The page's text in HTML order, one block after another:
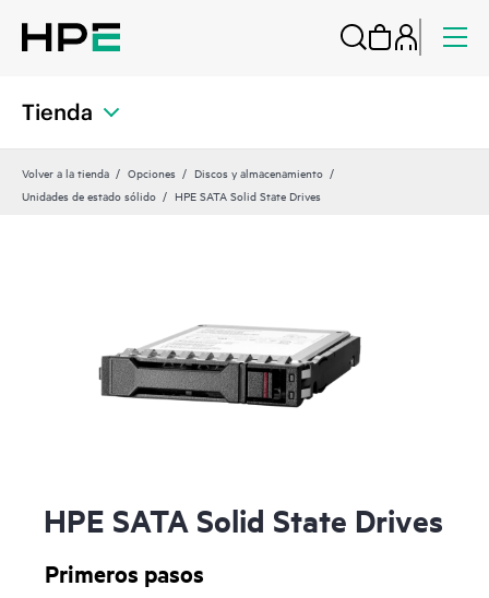
Tienda
Volver a la tienda Opciones
Discos y almacenamiento
Unidades de estado sólido
HPE SATA Solid State Drives
HPE SATA Solid State Drives
Primeros pasos